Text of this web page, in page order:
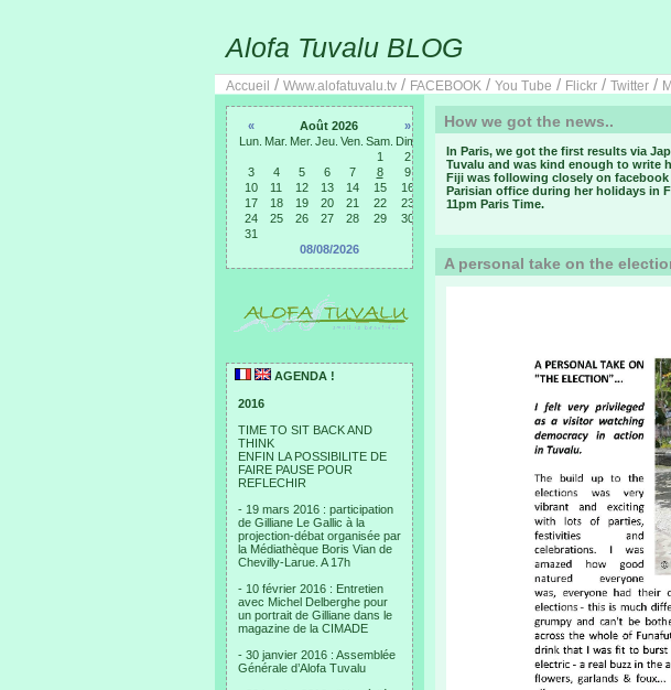
Alofa Tuvalu BLOG
Accueil / Www.alofatuvalu.tv / FACEBOOK / You Tube / Flickr / Twitter /
« Août 2026
»
Lun. Mar. Mer. Jeu. Ven. Sam. Dim.
1
2
3
4 5 6 7 8
9
10
11 12 13 14 15
16
17
18 19 20 21 22
23
24
25 26 27 28 29
30
31
08/08/2026
AGENDA !
2016
TIME TO SIT BACK AND
THINK
ENFIN LA POSSIBILITE DE
FAIRE PAUSE POUR
REFLECHIR
- 19 mars 2016 : participation
de Gilliane Le Gallic à la
projection-débat organisée par
la Médiathèque Boris Vian de
Chevilly-Larue. A 17h
- 10 février 2016 : Entretien
avec Michel Delberghe pour
un portrait de Gilliane dans le
magazine de la CIMADE
- 30 janvier 2016 : Assemblée
Générale d’Alofa Tuvalu
How we got the news..
In Paris, we got the first results via
Tuvalu and was kind enough to write
Fiji was following closely on
Parisian office during her holidays in
11pm Paris Time.
A personal take on the